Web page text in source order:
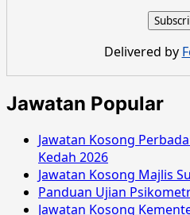
Nasional
November
2015
Delivered by
Jawatan Popular
Jawatan Kosong
Kedah 2026
Jawatan Kosong Majlis
Panduan Ujian
Jawatan Kosong